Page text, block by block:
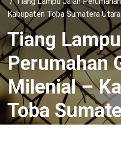
Kabupaten Toba Sumatera Utara
Tiang
Perumahan
Milenial –
Toba